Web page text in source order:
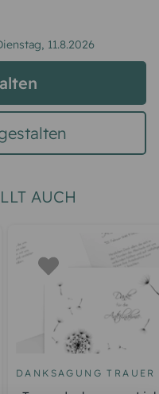
11.8.2026
AUCH
DANKSAGUNG TRAUER